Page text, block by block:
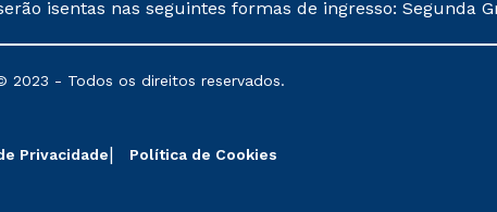
isentas nas seguintes formas de ingresso: Segunda
institucionais poderão sofrer alterações nos períodos
2023 - Todos os direitos reservados.
Privacidade Política de Cookies